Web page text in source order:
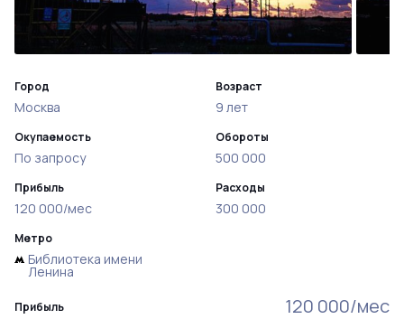
Прибыль 120 000/мес
Город
Москва
Окупаемость
По запросу
Прибыль
120 000/мес
Возраст
9 лет
Обороты
500 000
Расходы
300 000
Метро
Библиотека имени
Ленина